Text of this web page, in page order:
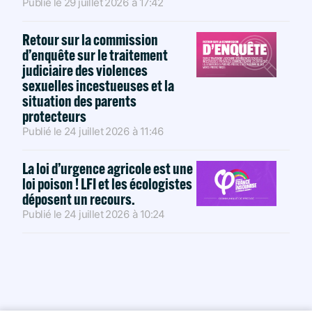
Retour sur la commission
d’enquête sur le traitement
judiciaire des violences
sexuelles incestueuses et la
situation des parents
protecteurs
Publié le 24 juillet 2026 à 11:46
La loi d’urgence agricole est une
loi poison ! LFI et les écologistes
déposent un recours.
Publié le 24 juillet 2026 à 10:24